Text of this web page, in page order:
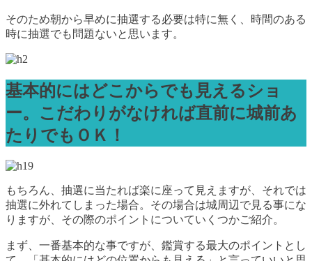
そのため朝から早めに抽選する必要は特に無く、時間のある
時に抽選でも問題ないと思います。
基本的にはどこからでも見えるショ
ー。こだわりがなければ直前に城前あ
たりでもＯＫ！
もちろん、抽選に当たれば楽に座って見えますが、それでは
抽選に外れてしまった場合。その場合は城周辺で見る事にな
りますが、その際のポイントについていくつかご紹介。
まず、一番基本的な事ですが、鑑賞する最大のポイントとし